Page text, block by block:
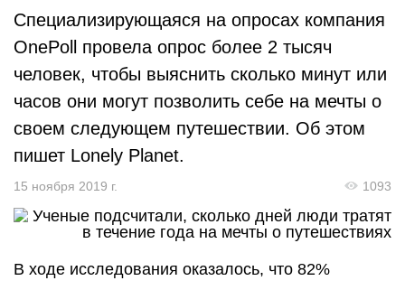
Специализирующаяся на опросах компания
OnePoll провела опрос более 2 тысяч
человек, чтобы выяснить сколько минут или
часов они могут позволить себе на мечты о
своем следующем путешествии. Об этом
пишет Lonely Planet.
15 ноября 2019 г. 1093
В ходе исследования оказалось, что 82%